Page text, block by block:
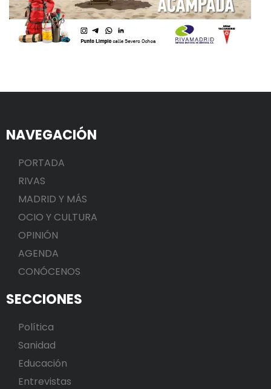
NAVEGACIÓN
PORTADA
RIVAS
MADRID Y MÁS
OCIO Y CULTURA
OPINIÓN
AGENDA
CONÓCENOS
SECCIONES
Política
Sanidad
Educación
Entrevistas